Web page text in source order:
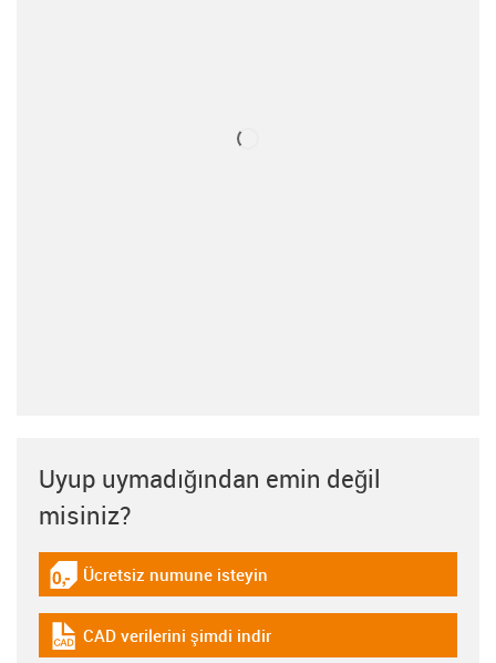
Uyup uymadığından emin değil
misiniz?
igus-icon-gratismuster
Ücretsiz numune isteyin
igus-icon-cad-dateien
CAD verilerini şimdi indir